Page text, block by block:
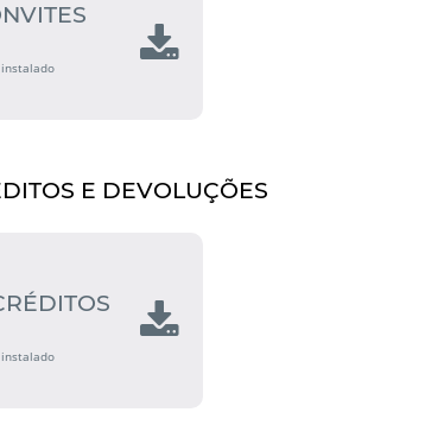
E DEVOLUÇÕES